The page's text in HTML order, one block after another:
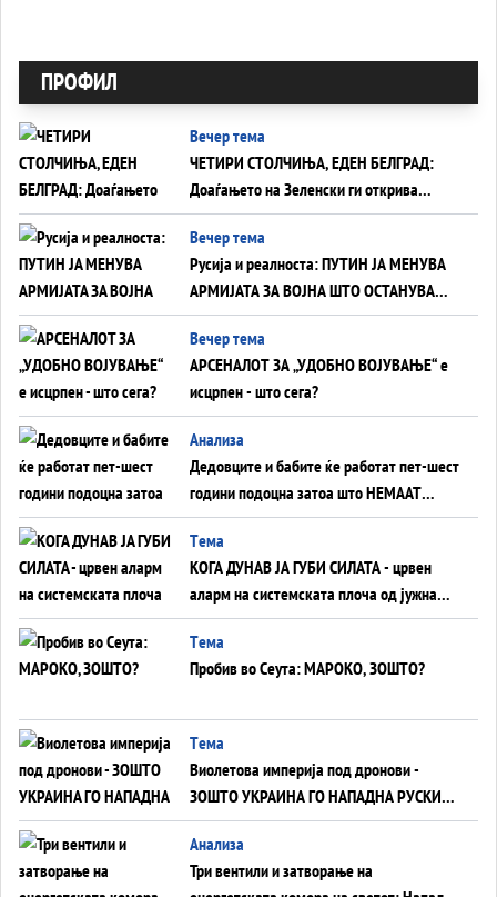
ПРОФИЛ
Вечер тема
ЧЕТИРИ СТОЛЧИЊА, ЕДЕН БЕЛГРАД:
Доаѓањето на Зеленски ги открива
тајните на политиката на балансирање
на Вучиќ
Вечер тема
Русија и реалноста: ПУТИН ЈА МЕНУВА
АРМИЈАТА ЗА ВОЈНА ШТО ОСТАНУВА
БЕЗ ФРОНТ
Вечер тема
АРСЕНАЛОТ ЗА „УДОБНО ВОЈУВАЊЕ“ е
исцрпен - што сега?
Анализа
Дедовците и бабите ќе работат пет-шест
години подоцна затоа што НЕМААТ
ВНУЦИ ДА ГИ ЗАМЕНАТ
Tема
КОГА ДУНАВ ЈА ГУБИ СИЛАТА - црвен
аларм на системската плоча од јужна
Германија до Црното Море...
Tема
Пробив во Сеута: МАРОКО, ЗОШТО?
Tема
Виолетова империја под дронови -
ЗОШТО УКРАИНА ГО НАПАДНА РУСКИОТ
WILDBERRIES
Aнализа
Три вентили и затворање на